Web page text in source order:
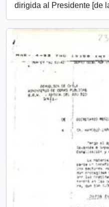
dirigida al Presidente [de